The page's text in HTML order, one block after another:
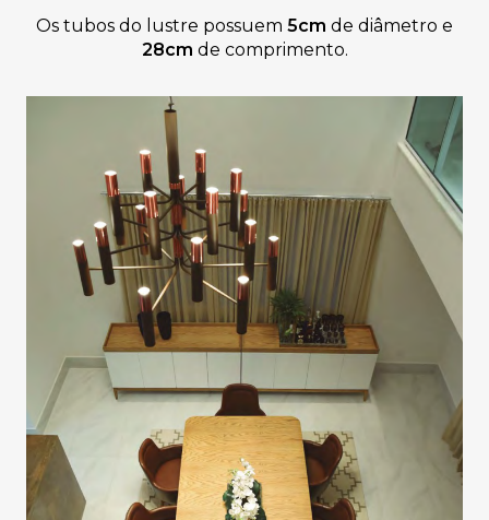
Os tubos do lustre possuem 5cm de diâmetro e
28cm de comprimento.